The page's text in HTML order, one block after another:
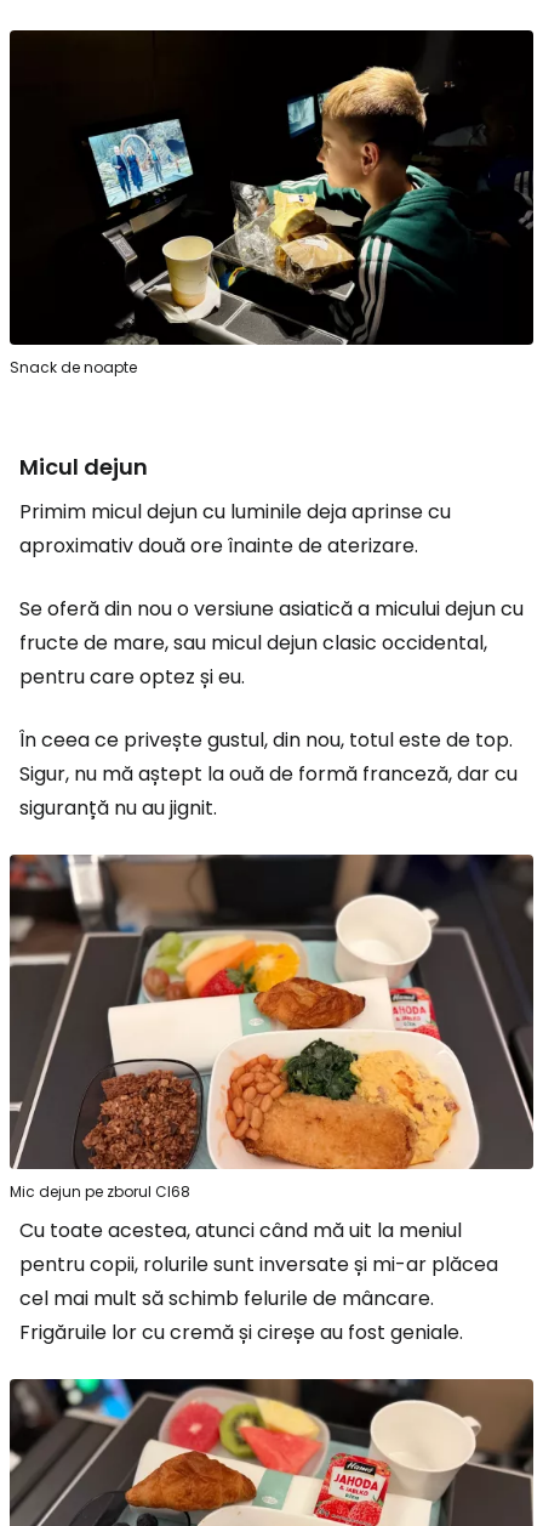
Snack de noapte
Micul dejun
Primim micul dejun cu luminile deja aprinse cu
aproximativ două ore înainte de aterizare.
Se oferă din nou o versiune asiatică a micului dejun cu
fructe de mare, sau micul dejun clasic occidental,
pentru care optez și eu.
În ceea ce privește gustul, din nou, totul este de top.
Sigur, nu mă aștept la ouă de formă franceză, dar cu
siguranță nu au jignit.
Mic dejun pe zborul CI68
Cu toate acestea, atunci când mă uit la meniul
pentru copii, rolurile sunt inversate și mi-ar plăcea
cel mai mult să schimb felurile de mâncare.
Frigăruile lor cu cremă și cireșe au fost geniale.